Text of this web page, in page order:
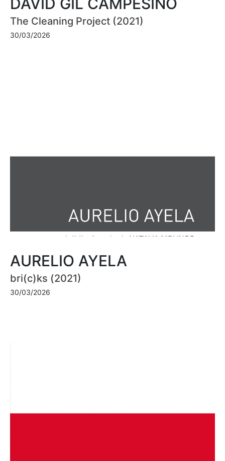
The Cleaning Project (2021)
30/03/2026
AURELIO AYELA
bri(c)ks (2021)
30/03/2026